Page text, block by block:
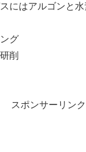
にはアルゴンと
グ
削
スポンサーリンク